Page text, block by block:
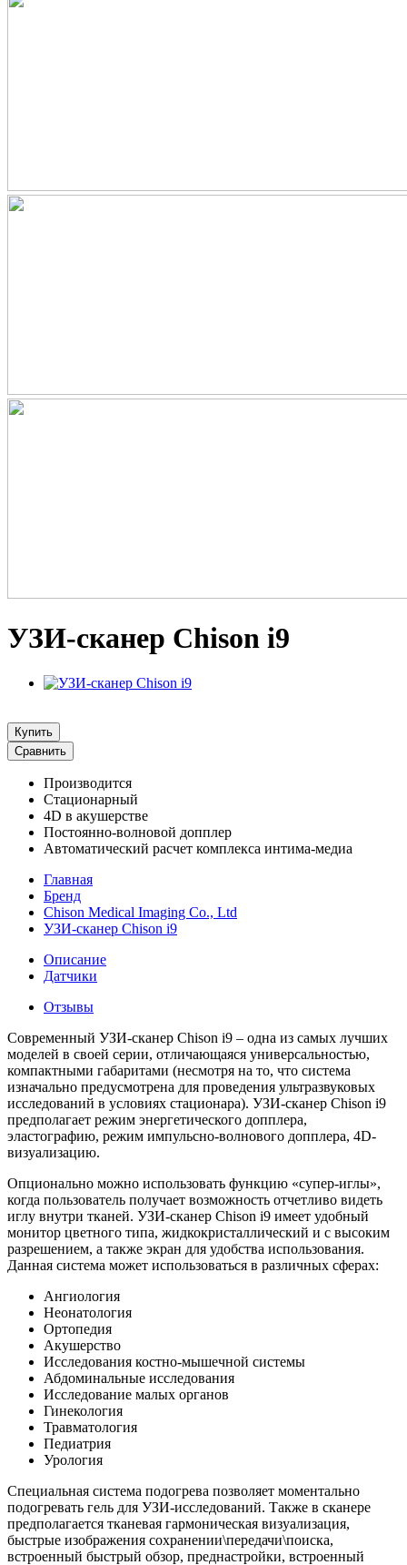
УЗИ-сканер Chison i9
Купить
Сравнить
Производится
Стационарный
4D в акушерстве
Постоянно-волновой допплер
Автоматический расчет комплекса интима-медиа
Главная
Бренд
Chison Medical Imaging Co., Ltd
УЗИ-сканер Chison i9
Описание
Датчики
Отзывы
Современный УЗИ-сканер Chison i9 – одна из самых лучших
моделей в своей серии, отличающаяся универсальностью,
компактными габаритами (несмотря на то, что система
изначально предусмотрена для проведения ультразвуковых
исследований в условиях стационара). УЗИ-сканер Chison i9
предполагает режим энергетического допплера,
эластографию, режим импульсно-волнового допплера, 4D-
визуализацию.
Опционально можно использовать функцию «супер-иглы»,
когда пользователь получает возможность отчетливо видеть
иглу внутри тканей. УЗИ-сканер Chison i9 имеет удобный
монитор цветного типа, жидкокристаллический и с высоким
разрешением, а также экран для удобства использования.
Данная система может использоваться в различных сферах:
Ангиология
Неонатология
Ортопедия
Акушерство
Исследования костно-мышечной системы
Абдоминальные исследования
Исследование малых органов
Гинекология
Травматология
Педиатрия
Урология
Специальная система подогрева позволяет моментально
подогревать гель для УЗИ-исследований. Также в сканере
предполагается тканевая гармоническая визуализация,
быстрые изображения сохранении\передачи\поиска,
встроенный быстрый обзор, преднастройки, встроенный